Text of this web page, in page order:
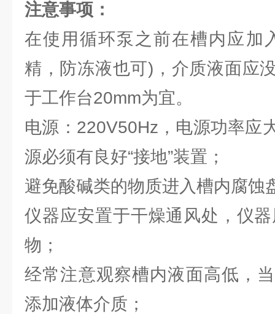
注意事项：
在使用循环泵之前在槽内应加
精，防冻液也可)，介质液面应
于工作台20mm为宜。
电源：220V50Hz，电源功率应
源必须有良好“接地”装置；
避免酸碱类的物质进入槽内腐蚀
仪器应安置于干燥通风处，仪
物；
经常注意观察槽内液面高低，
添加液体介质；